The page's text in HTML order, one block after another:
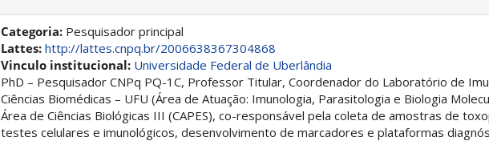
Categoria: Pesquisador principal
Lattes:http://lattes.cnpq.br/2006638367304868
Vinculo institucional: Universidade Federal de Uberlândia
PhD – Pesquisador CNPq PQ-1C, Professor Titular, Coordenador do Laboratório de
Ciências Biomédicas – UFU (Área de Atuação: Imunologia, Parasitologia e Biologia
Área de Ciências Biológicas III (CAPES), co-responsável pela coleta de amostras de
testes celulares e imunológicos, desenvolvimento de marcadores e plataformas